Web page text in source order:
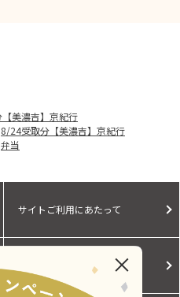
美濃吉】京紀行
8/24受取分【美濃吉】京紀行
弁当
サイトご利用にあたって